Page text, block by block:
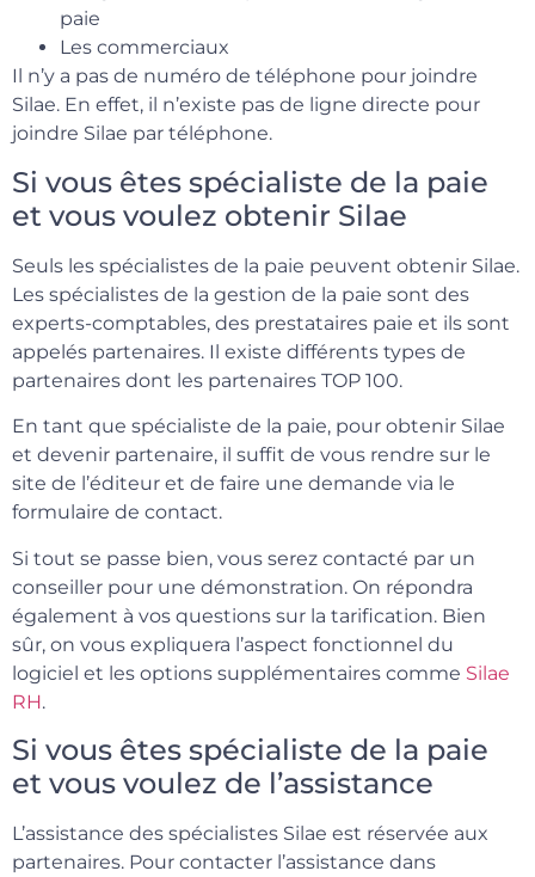
paie
Les commerciaux
Il n’y a pas de numéro de téléphone pour joindre
Silae. En effet, il n’existe pas de ligne directe pour
joindre Silae par téléphone.
Si vous êtes spécialiste de la paie
et vous voulez obtenir Silae
Seuls les spécialistes de la paie peuvent obtenir Silae.
Les spécialistes de la gestion de la paie sont des
experts-comptables, des prestataires paie et ils sont
appelés partenaires. Il existe différents types de
partenaires dont les partenaires TOP 100.
En tant que spécialiste de la paie, pour obtenir Silae
et devenir partenaire, il suffit de vous rendre sur le
site de l’éditeur et de faire une demande via le
formulaire de contact.
Si tout se passe bien, vous serez contacté par un
conseiller pour une démonstration. On répondra
également à vos questions sur la tarification. Bien
sûr, on vous expliquera l’aspect fonctionnel du
logiciel et les options supplémentaires comme Silae
RH.
Si vous êtes spécialiste de la paie
et vous voulez de l’assistance
L’assistance des spécialistes Silae est réservée aux
partenaires. Pour contacter l’assistance dans